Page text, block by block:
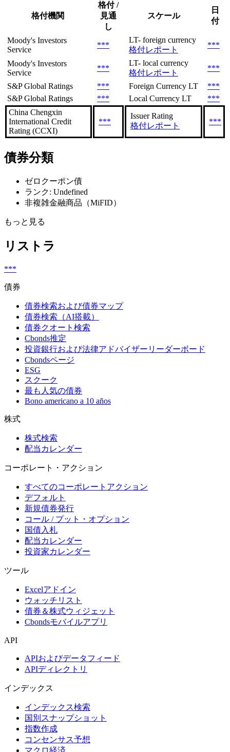
格付機関
格付 /
見通
し
スケール
日
付
Moody's Investors
Service
***
LT- foreign currency
格付レポート
***
Moody's Investors
Service
***
LT- local currency
格付レポート
***
S&P Global Ratings *** Foreign Currency LT
***
S&P Global Ratings
*** Local Currency LT
***
China Chengxin
International Credit
Rating (CCXI)
***
Issuer Rating
格付レポート
***
債券分類
ゼロクーポン債
ランク: Undefined
非複雑金融商品（MiFID）
もっと見る
リストラ
***
債券
債券検索および債券マップ
債券検索（AI搭載）
債券クオート検索
Cbonds推定
投資銀行および法律アドバイザーリーダーボード
Cbondsページ
ESG
スクーク
最も人気の債券
Bono americano a 10 años
株式
株式検索
配当カレンダー
コーポレート・アクション
すべてのコーポレートアクション
デフォルト
新規債券発行
コール / プット・オプション
国債入札
配当カレンダー
投資家カレンダー
ツール
Excelアドイン
ウォッチリスト
債券＆株式ウィジェット
Cbondsモバイルアプリ
API
APIおよびデータフィード
APIディレクトリ
インデックス
インデックス検索
国別スナップショット
指数作成
コンセンサス予想
マクロ経済